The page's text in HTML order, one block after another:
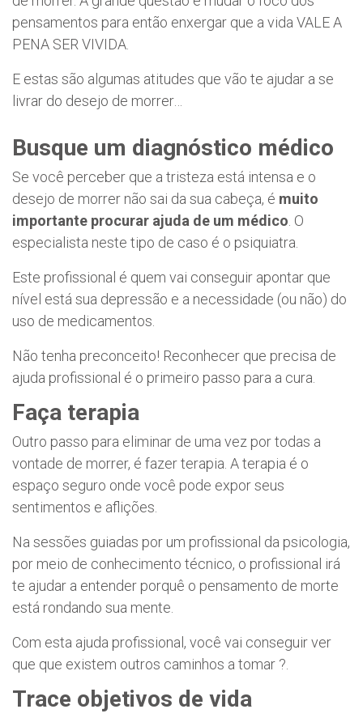
pensamentos para então enxergar que a vida VALE A
PENA SER VIVIDA.
E estas são algumas atitudes que vão te ajudar a se
livrar do desejo de morrer…
Busque um diagnóstico médico
Se você perceber que a tristeza está intensa e o
desejo de morrer não sai da sua cabeça, é muito
importante procurar ajuda de um médico . O
especialista neste tipo de caso é o psiquiatra.
Este profissional é quem vai conseguir apontar que
nível está sua depressão e a necessidade (ou não) do
uso de medicamentos.
Não tenha preconceito! Reconhecer que precisa de
ajuda profissional é o primeiro passo para a cura.
Faça terapia
Outro passo para eliminar de uma vez por todas a
vontade de morrer, é fazer terapia. A terapia é o
espaço seguro onde você pode expor seus
sentimentos e aflições.
Na sessões guiadas por um profissional da psicologia,
por meio de conhecimento técnico, o profissional irá
te ajudar a entender porquê o pensamento de morte
está rondando sua mente.
Com esta ajuda profissional, você vai conseguir ver
que que existem outros caminhos a tomar ?.
Trace objetivos de vida